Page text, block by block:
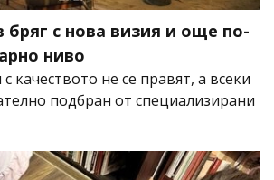
бряг с нова визия и още по-
ниво
качеството не се правят, а всеки
подбран от специализирани